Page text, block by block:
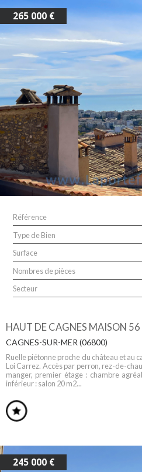
265 000 €
Référence
Type de Bien
Surface
Nombres de pièces
Secteur
HAUT DE CAGNES MAISON
CAGNES-SUR-MER (06800)
Ruelle piétonne proche du château et au
Loi Carrez. Accès par perron, rez-de-
manger, premier étage : chambre
inférieur : salon 20 m2...
245 000 €